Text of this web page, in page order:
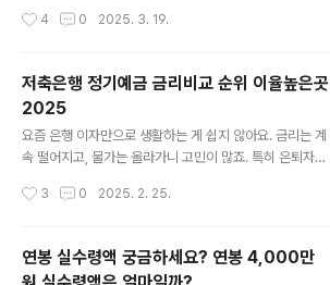
TT/패션족 필수템 이름부터 직관적인 '개이득' 카드는 디
에서 소상공인을 위한 다양한 지원금을 마련하고 있다. 배
공인지원금의 대상, 자격, 신청 방법을 쉽게 정리해보겠
다. 📌 소상공인지원금이란? 소상공인이라면 한 번쯤 “지
원금 받을 수 있을까?” 고민해본 적 있지 않을까? 정부는
경영 부담을 줄여주기 위해 다양한 지원금을 운영하고 있
자영업자들에게 운영 자금을 지원하는 것이 핵심이다. 대
4 0 2025. 3. 19.
저축은행 정기예금 금리비교 순위 이율높은곳
2025
요즘 은행 이자만으로 생활하는 게 쉽지 않아요. 금리는 계
속 떨어지고, 물가는 올라가니 고민이 많죠. 특히 은퇴자나
하지만 아직 희망은 있습니다. 저축은행 정기예금 금리를
오늘은 2025년 기준 이율 높은 저축은행 정기예금을 꼼꼼
3 0 2025. 2. 25.
연봉 실수령액 궁금하세요? 연봉 4,000만